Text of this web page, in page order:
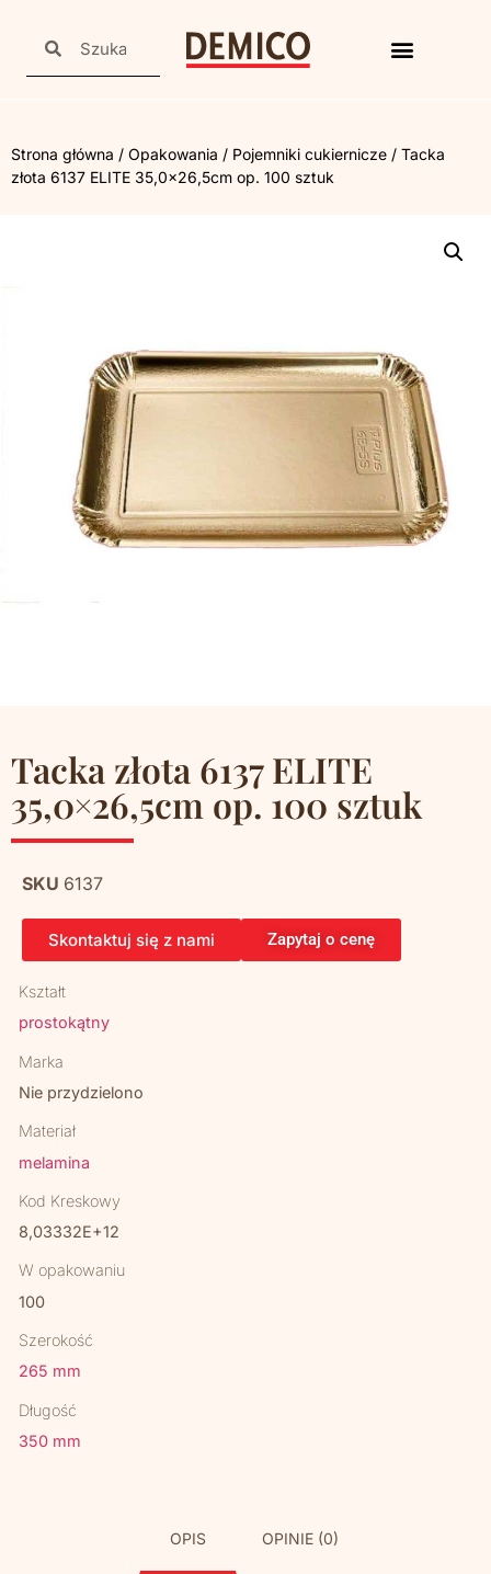
Strona główna / Opakowania / Pojemniki cukiernicze / Tacka
złota 6137 ELITE 35,0×26,5cm op. 100 sztuk
Tacka złota 6137 ELITE
35,0×26,5cm op. 100 sztuk
SKU 6137
Skontaktuj się z nami Zapytaj o cenę
Kształt
prostokątny
Marka
Nie przydzielono
Materiał
melamina
Kod Kreskowy
8,03332E+12
W opakowaniu
100
Szerokość
265 mm
Długość
350 mm
OPIS OPINIE (0)